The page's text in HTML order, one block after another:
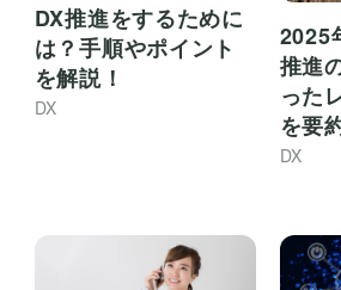
DX推進をするために
は？手順やポイント
を解説！
DX
2025
推進
った
を要
DX